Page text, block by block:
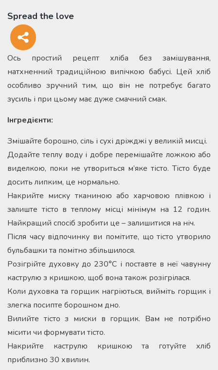
Spread the love
Ось простий рецепт хліба без замішування,
натхненний традиційною випічкою бабусі. Цей хліб
особливо зручний тим, що він не потребує багато
зусиль і при цьому має дуже смачний смак.
Інгредієнти:
Змішайте борошно, сіль і сухі дріжджі у великій мисці.
Додайте теплу воду і добре перемішайте ложкою або
виделкою, поки не утвориться м’яке тісто. Тісто буде
досить липким, це нормально.
Накрийте миску тканиною або харчовою плівкою і
залиште тісто в теплому місці мінімум на 12 годин.
Найкращий спосіб зробити це – залишитися на ніч.
Після часу відпочинку ви помітите, що тісто утворило
бульбашки та помітно збільшилося.
Розігрійте духовку до 230°C і поставте в неї чавунну
каструлю з кришкою, щоб вона також розігрілася.
Коли духовка та горщик нагріються, вийміть горщик і
злегка посипте борошном дно.
Вилийте тісто з миски в горщик. Вам не потрібно
місити чи формувати тісто.
Накрийте каструлю кришкою та готуйте хліб
приблизно 30 хвилин.